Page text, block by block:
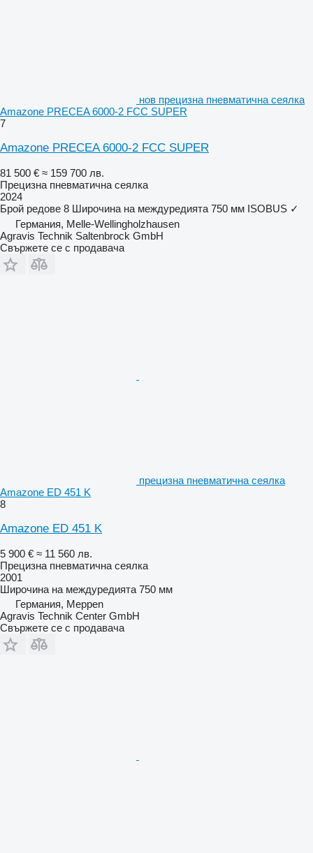
нов прецизна пневматична сеялка
Amazone PRECEA 6000-2 FCC SUPER
7
Amazone PRECEA 6000-2 FCC SUPER
81 500 € ≈ 159 700 лв.
Прецизна пневматична сеялка
2024
Брой редове 8 Широчина на междуредията 750 мм ISOBUS ✓
Германия, Melle-Wellingholzhausen
Agravis Technik Saltenbrock GmbH
Свържете се с продавача
прецизна пневматична сеялка
Amazone ED 451 K
8
Amazone ED 451 K
5 900 € ≈ 11 560 лв.
Прецизна пневматична сеялка
2001
Широчина на междуредията 750 мм
Германия, Meppen
Agravis Technik Center GmbH
Свържете се с продавача